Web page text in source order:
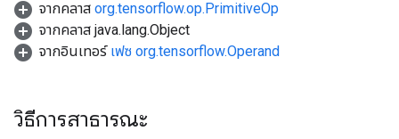
จากคลาส org.tensorflow.op.PrimitiveOp
จากคลาส java.lang.Object
จากอินเทอร์ เฟซ org.tensorflow.Operand
วิธีการสาธารณะ